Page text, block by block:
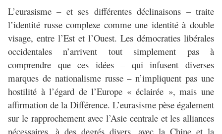
L’eurasisme – et ses différentes déclinaisons – traite
l’identité russe complexe comme une identité à double
visage, entre l’Est et l’Ouest. Les démocraties libérales
occidentales n’arrivent tout simplement pas à
comprendre que ces idées – qui infusent diverses
marques de nationalisme russe – n’impliquent pas une
hostilité à l’égard de l’Europe « éclairée », mais une
affirmation de la Différence. L’eurasisme pèse également
sur le rapprochement avec l’Asie centrale et les alliances
nécessaires, à des degrés divers, avec la Chine et la